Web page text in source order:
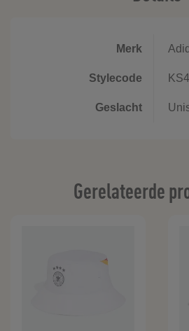
Merk
Stylecode
Geslacht
Gerelateerde